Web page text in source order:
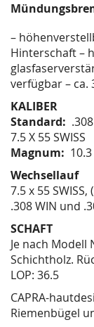
–
Hinterschaft –
verfügbar – ca.
KALIBER
Standard:
7.5 X 55 SWISS
Magnum:
Wechsellauf
7.5 x 55
.308 WIN und
SCHAFT
Je nach
Schichtholz.
LOP: 36.5
CAPRA-
Riemenbügel